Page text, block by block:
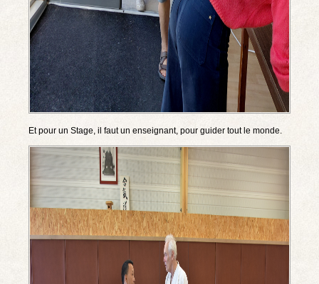
Et pour un Stage, il faut un enseignant, pour guider tout le monde.